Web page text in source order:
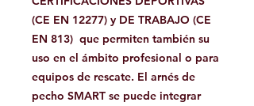
(CE EN 12277) y DE TRABAJO (CE
EN 813) que permiten también su
uso en el ámbito profesional o para
equipos de rescate. El arnés de
pecho SMART se puede integrar